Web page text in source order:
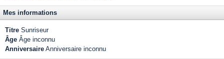
Mes informations
Titre Sunriseur
Âge Âge inconnu
Anniversaire Anniversaire inconnu